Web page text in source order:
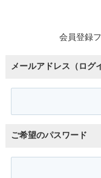
会員登録
メールアドレス（ログ
ご希望のパスワード